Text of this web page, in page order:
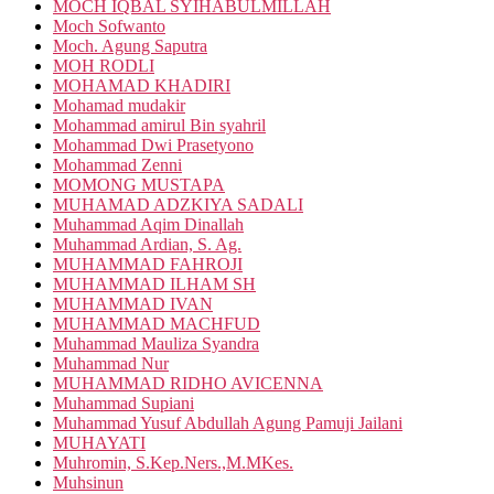
MOCH IQBAL SYIHABULMILLAH
Moch Sofwanto
Moch. Agung Saputra
MOH RODLI
MOHAMAD KHADIRI
Mohamad mudakir
Mohammad amirul Bin syahril
Mohammad Dwi Prasetyono
Mohammad Zenni
MOMONG MUSTAPA
MUHAMAD ADZKIYA SADALI
Muhammad Aqim Dinallah
Muhammad Ardian, S. Ag.
MUHAMMAD FAHROJI
MUHAMMAD ILHAM SH
MUHAMMAD IVAN
MUHAMMAD MACHFUD
Muhammad Mauliza Syandra
Muhammad Nur
MUHAMMAD RIDHO AVICENNA
Muhammad Supiani
Muhammad Yusuf Abdullah Agung Pamuji Jailani
MUHAYATI
Muhromin, S.Kep.Ners.,M.MKes.
Muhsinun